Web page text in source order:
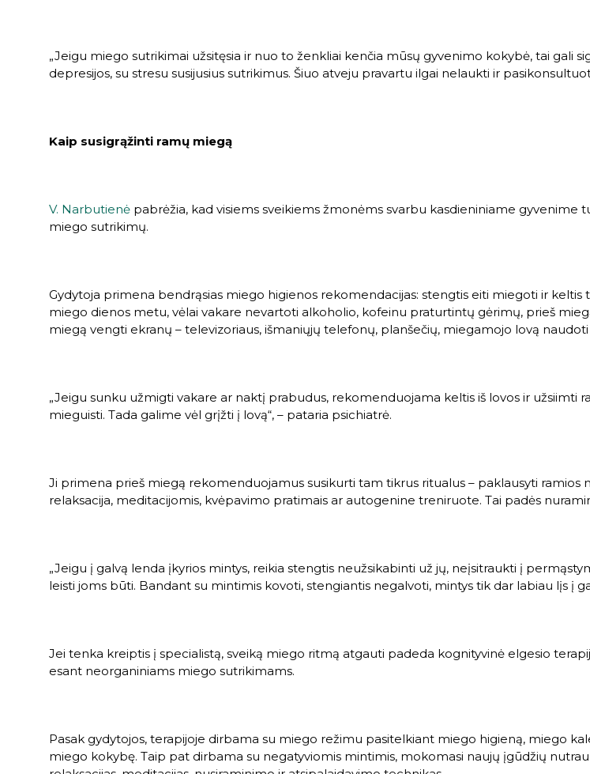
„Jeigu miego sutrikimai užsitęsia ir nuo to ženkliai kenčia mūsų gyvenimo kokybė, tai gali
depresijos, su stresu susijusius sutrikimus. Šiuo atveju pravartu ilgai nelaukti ir
Kaip susigrąžinti ramų miegą
V. Narbutienė pabrėžia, kad visiems sveikiems žmonėms svarbu kasdieniniame
miego sutrikimų.
Gydytoja primena bendrąsias miego higienos rekomendacijas: stengtis eiti miegoti ir
miego dienos metu, vėlai vakare nevartoti alkoholio, kofeinu praturtintų gėrimų, prieš
miegą vengti ekranų – televizoriaus, išmaniųjų telefonų, planšečių, miegamojo lovą
„Jeigu sunku užmigti vakare ar naktį prabudus, rekomenduojama keltis iš lovos ir užsiimti
mieguisti. Tada galime vėl grįžti į lovą“, – pataria psichiatrė.
Ji primena prieš miegą rekomenduojamus susikurti tam tikrus ritualus – paklausyti ramios
relaksacija, meditacijomis, kvėpavimo pratimais ar autogenine treniruote. Tai padės
„Jeigu į galvą lenda įkyrios mintys, reikia stengtis neužsikabinti už jų, neįsitraukti į
leisti joms būti. Bandant su mintimis kovoti, stengiantis negalvoti, mintys tik dar labiau lįs į
Jei tenka kreiptis į specialistą, sveiką miego ritmą atgauti padeda kognityvinė elgesio
esant neorganiniams miego sutrikimams.
Pasak gydytojos, terapijoje dirbama su miego režimu pasitelkiant miego higieną, miego
miego kokybę. Taip pat dirbama su negatyviomis mintimis, mokomasi naujų įgūdžių